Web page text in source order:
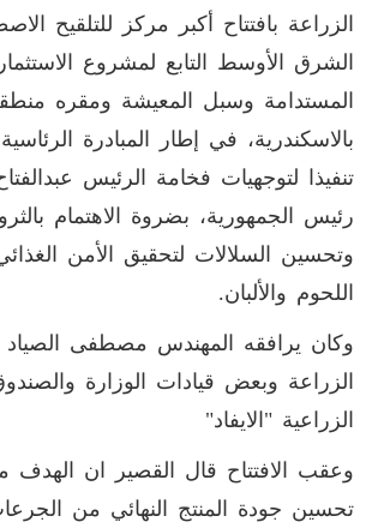
الزراعة بافتتاح أكبر مركز للتلقيح
الشرق الأوسط التابع لمشروع
المستدامة وسبل المعيشة ومقره
بالاسكندرية، في إطار المبادرة
تنفيذا لتوجهيات فخامة الرئيس
رئيس الجمهورية، بضروة الاهتمام
وتحسين السلالات لتحقيق الأمن
اللحوم والألبان.
وكان يرافقه المهندس مصطفى الصياد
الزراعة وبعض قيادات الوزارة
الزراعية "الايفاد"
وعقب الافتتاح قال القصير ان الهدف
تحسين جودة المنتج النهائي من